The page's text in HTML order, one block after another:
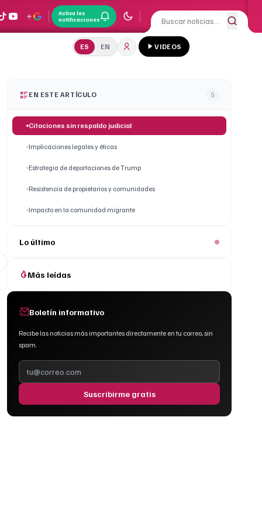
Activa las
notificaciones
ES EN VIDEOS
EN ESTE ARTÍCULO 5
Citaciones sin respaldo judicial
Implicaciones legales y éticas
Estrategia de deportaciones de Trump
Resistencia de propietarios y comunidades
Impacto en la comunidad migrante
Lo último
Más leídas
Boletín informativo
Recibe las noticias más importantes directamente en tu correo, sin
spam.
Suscribirme gratis